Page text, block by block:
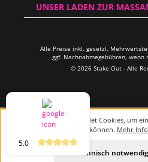
5.0
UNSER LADEN ZUR
Alle Preise inkl. gesetzl.
ggf. Nachnahmegebühren, wenn
© 2026 Stake Out - Alle
Diese Website verwendet Cookies, um
zu können. Mehr
Nur technisch